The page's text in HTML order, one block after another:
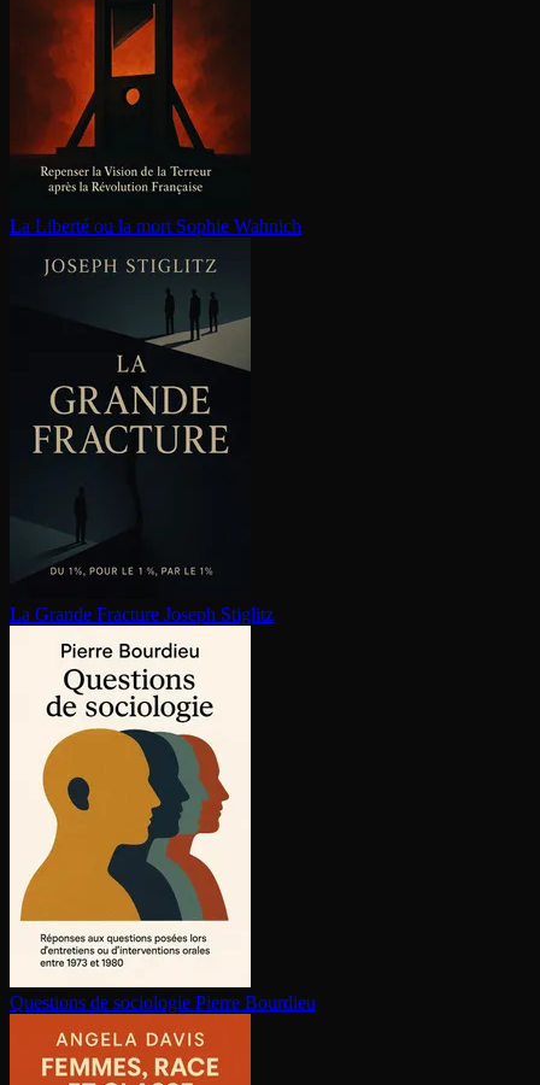
La Liberté ou la mort Sophie Wahnich
La Grande Fracture Joseph Stiglitz
Questions de sociologie Pierre Bourdieu